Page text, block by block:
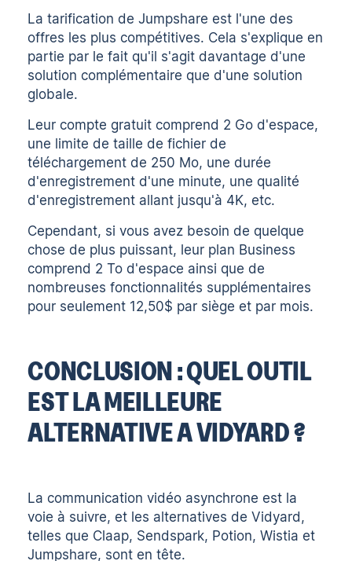
La tarification de Jumpshare est l'une des
offres les plus compétitives. Cela s'explique en
partie par le fait qu'il s'agit davantage d'une
solution complémentaire que d'une solution
globale.
Leur compte gratuit comprend 2 Go d'espace,
une limite de taille de fichier de
téléchargement de 250 Mo, une durée
d'enregistrement d'une minute, une qualité
d'enregistrement allant jusqu'à 4K, etc.
Cependant, si vous avez besoin de quelque
chose de plus puissant, leur plan Business
comprend 2 To d'espace ainsi que de
nombreuses fonctionnalités supplémentaires
pour seulement 12,50$ par siège et par mois.
CONCLUSION : QUEL OUTIL
EST LA MEILLEURE
ALTERNATIVE A VIDYARD ?
La communication vidéo asynchrone est la
voie à suivre, et les alternatives de Vidyard,
telles que Claap, Sendspark, Potion, Wistia et
Jumpshare, sont en tête.